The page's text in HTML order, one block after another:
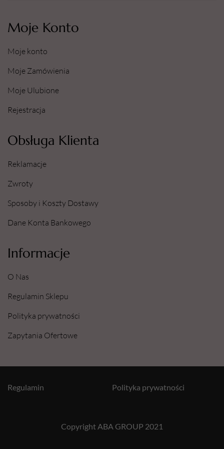
Moje Konto
Moje konto
Moje Zamówienia
Moje Ulubione
Rejestracja
Obsługa Klienta
Reklamacje
Zwroty
Sposoby i Koszty Dostawy
Dane Konta Bankowego
Informacje
O Nas
Regulamin Sklepu
Polityka prywatności
Zapytania Ofertowe
Copyright ABA GROUP 2021
Polityka prywatności
Regulamin